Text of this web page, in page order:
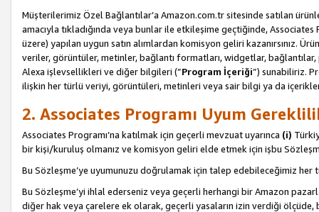
Müşterilerimiz Özel Bağlantılar’a Amazon.com.tr sitesinde satılan
amacıyla tıkladığında veya bunlar ile etkileşime geçtiğinde,
üzere) yapılan uygun satın alımlardan komisyon geliri kazanırsınız.
veriler, görüntüler, metinler, bağlantı formatları, widgetlar,
Alexa işlevsellikleri ve diğer bilgileri (”Program İçeriği”) sunabiliriz.
ilişkin her türlü veriyi, görüntüleri, metinleri veya sair bilgi ya da içerikleri
2. Associates Programı Uyum
Associates Programı’na katılmak için geçerli mevzuat uyarınca (i)
bir kişi/kuruluş olmanız ve komisyon geliri elde etmek için işbu
Bu Sözleşme’ye uyumunuzu doğrulamak için talep edebileceğimiz
Bu Sözleşme’yi ihlal ederseniz veya geçerli herhangi bir Amazon
diğer hak veya çarelere ek olarak, geçerli yasaların izin verdiği